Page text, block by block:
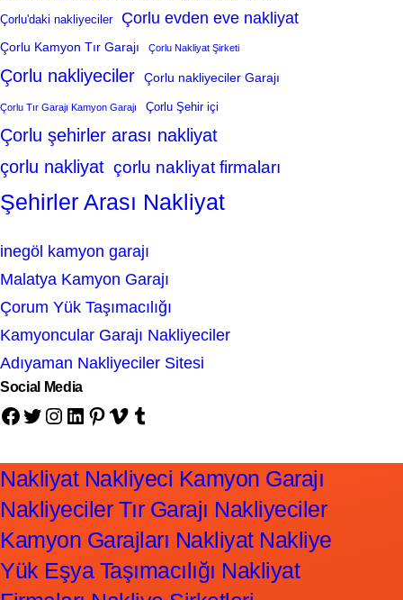
Çorlu'daki nakliyeciler Çorlu evden eve nakliyat
Çorlu Kamyon Tır Garajı Çorlu Nakliyat Şirketi
Çorlu nakliyeciler Çorlu nakliyeciler Garajı
Çorlu Tır Garajı Kamyon Garajı Çorlu Şehir içi
Çorlu şehirler arası nakliyat
çorlu nakliyat çorlu nakliyat firmaları
Şehirler Arası Nakliyat
inegöl kamyon garajı
Malatya Kamyon Garajı
Çorum Yük Taşımacılığı
Kamyoncular Garajı Nakliyeciler
Adıyaman Nakliyeciler Sitesi
Social Media
Facebook Twitter Instagram LinkedIn Pinterest Vimeo Tumblr
Nakliyat Nakliyeci Kamyon Garajı
Nakliyeciler Tır Garajı Nakliyeciler
Kamyon Garajları Nakliyat Nakliye
Yük Eşya Taşımacılığı Nakliyat